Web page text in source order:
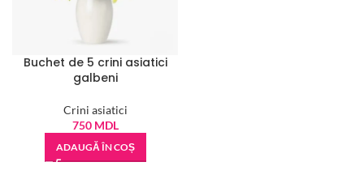
Buchet de 5 crini asiatici
galbeni
Crini asiatici
750 MDL
ADAUGĂ ÎN COȘ